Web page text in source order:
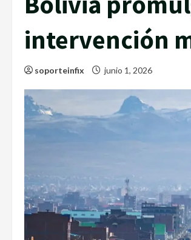
intervención
soporteinfix junio 1, 2026